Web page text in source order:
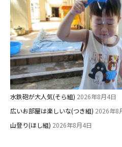
水鉄砲が大人気(そら組) 2026年8月4日
広いお部屋は楽しいな(つき組) 2026年8
山登り(ほし組) 2026年8月4日